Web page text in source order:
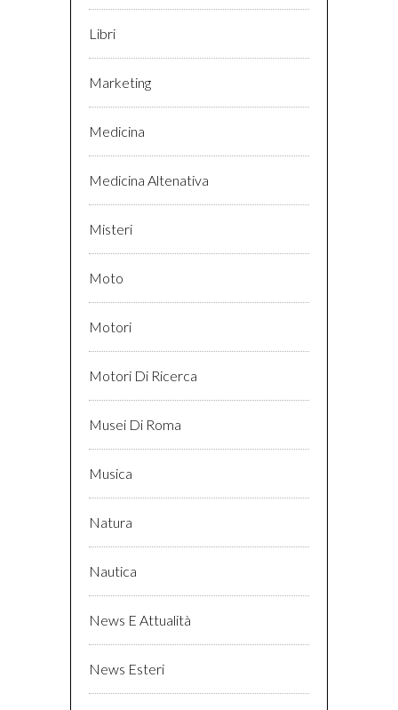
Libri
Marketing
Medicina
Medicina Altenativa
Misteri
Moto
Motori
Motori Di Ricerca
Musei Di Roma
Musica
Natura
Nautica
News E Attualità
News Esteri